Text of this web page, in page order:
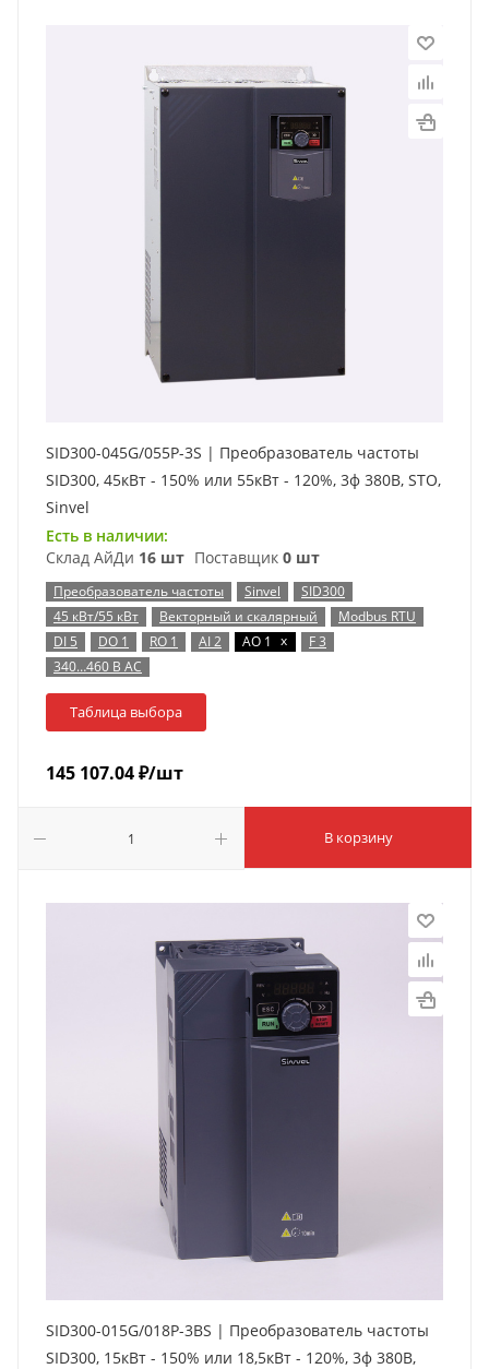
SID300-045G/055P-3S | Преобразователь частоты
SID300, 45кВт - 150% или 55кВт - 120%, 3ф 380В, STO,
Sinvel
Есть в наличии:
Склад АйДи 16 шт Поставщик 0 шт
Преобразователь частоты Sinvel
SID300
45 кВт/55 кВт
Векторный и скалярный
Modbus RTU
DI 5
DO 1 RO 1 AI 2 AO 1 x
F 3
340…460 В AC
Таблица выбора
145 107.04₽/шт
В корзину
SID300-015G/018P-3BS | Преобразователь частоты
SID300, 15кВт - 150% или 18,5кВт - 120%, 3ф 380В,